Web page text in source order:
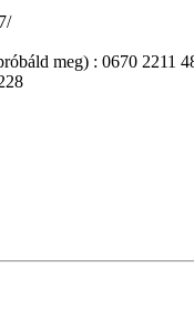
meg) : 0670 2211